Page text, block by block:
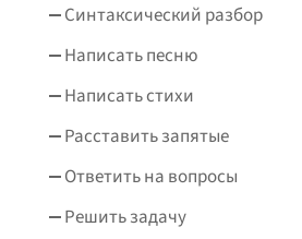
Синтаксический разбор
Написать песню
Написать стихи
Расставить запятые
Ответить на вопросы
Решить задачу